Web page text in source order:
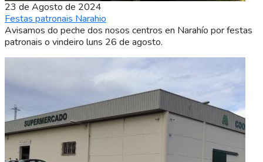
23 de Agosto de 2024
Festas patronais Narahio
Avisamos do peche dos nosos centros en Narahío por festas
patronais o vindeiro luns 26 de agosto.